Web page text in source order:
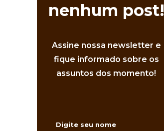
nenhum post!
Assine nossa newsletter e
fique informado sobre os
assuntos dos momento!
Digite seu nome